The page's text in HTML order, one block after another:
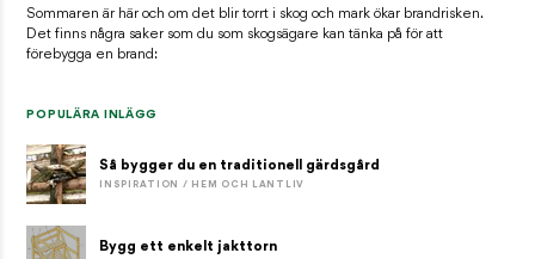
Sommaren är här och om det blir torrt i skog och mark ökar brandrisken.
Det finns några saker som du som skogsägare kan tänka på för att
förebygga en brand:
POPULÄRA INLÄGG
Så bygger du en traditionell gärdsgård
INSPIRATION / HEM OCH LANTLIV
Bygg ett enkelt jakttorn